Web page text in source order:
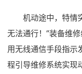
机动途中，特情
无法通行！”装备维
用无线通信手段指示
程引导维修系统实现